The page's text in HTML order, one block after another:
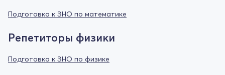
Подготовка к ЗНО по математике
Репетиторы физики
Подготовка к ЗНО по физике